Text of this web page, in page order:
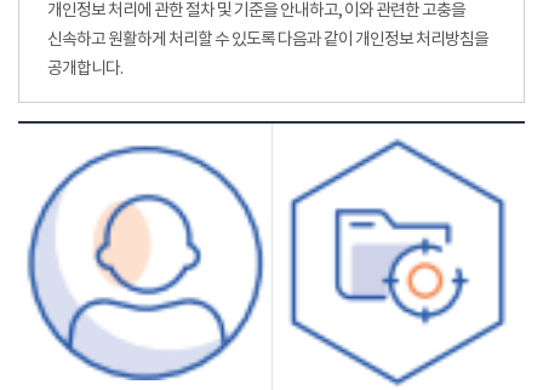
개인정보 처리에 관한 절차 및 기준을 안내하고, 이와 관련한 고충을
신속하고 원활하게 처리할 수 있도록 다음과 같이 개인정보 처리방침을
공개합니다.